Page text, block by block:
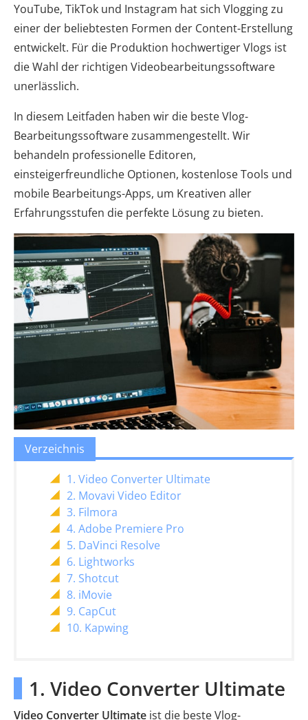
YouTube, TikTok und Instagram hat sich Vlogging zu
einer der beliebtesten Formen der Content-Erstellung
entwickelt. Für die Produktion hochwertiger Vlogs ist
die Wahl der richtigen Videobearbeitungssoftware
unerlässlich.
In diesem Leitfaden haben wir die beste Vlog-
Bearbeitungssoftware zusammengestellt. Wir
behandeln professionelle Editoren,
einsteigerfreundliche Optionen, kostenlose Tools und
mobile Bearbeitungs-Apps, um Kreativen aller
Erfahrungsstufen die perfekte Lösung zu bieten.
Verzeichnis
1. Video Converter Ultimate
2. Movavi Video Editor
3. Filmora
4. Adobe Premiere Pro
5. DaVinci Resolve
6. Lightworks
7. Shotcut
8. iMovie
9. CapCut
10. Kapwing
1. Video Converter Ultimate
Video Converter Ultimate ist die beste Vlog-